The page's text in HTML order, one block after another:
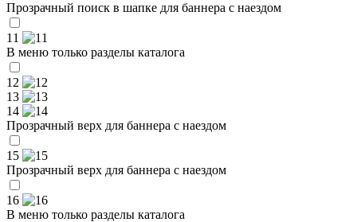
Прозрачный поиск в шапке для баннера с наездом
11
В меню только разделы каталога
12
13
14
Прозрачный верх для баннера с наездом
15
Прозрачный верх для баннера с наездом
16
В меню только разделы каталога